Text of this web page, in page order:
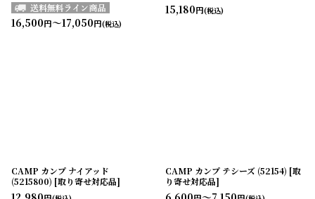
16,500円～17,050円(税込)
15,180円(税込)
CAMP カンプ ナイアッド
(5215800) [取り寄せ対応品]
CAMP カンプ テシーズ (52154) [取
り寄せ対応品]